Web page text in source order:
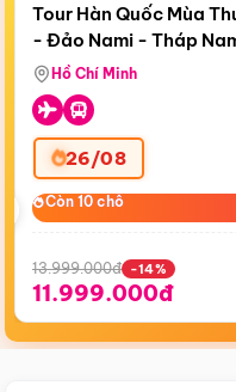
Còn18 ngày 14:16:53
Bay Sun Phuquoc
Tour Hàn Quốc Mùa
- Đảo Nami - Tháp
Airways)
Hồ Chí Minh
26/08
Còn 10 chỗ
Còn 10 chỗ
13.999.000đ -14%
11.999.000đ